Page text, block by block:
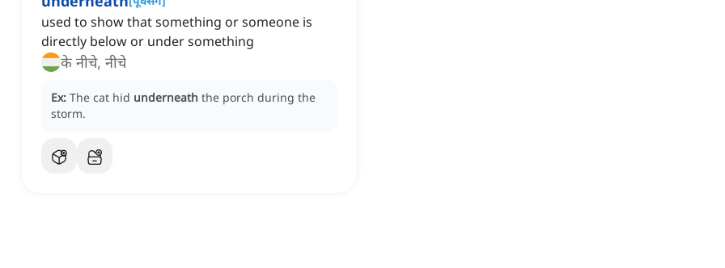
used to show that something or someone is
directly below or under something
के नीचे, नीचे
Ex: The cat hid underneath the porch during the
storm.